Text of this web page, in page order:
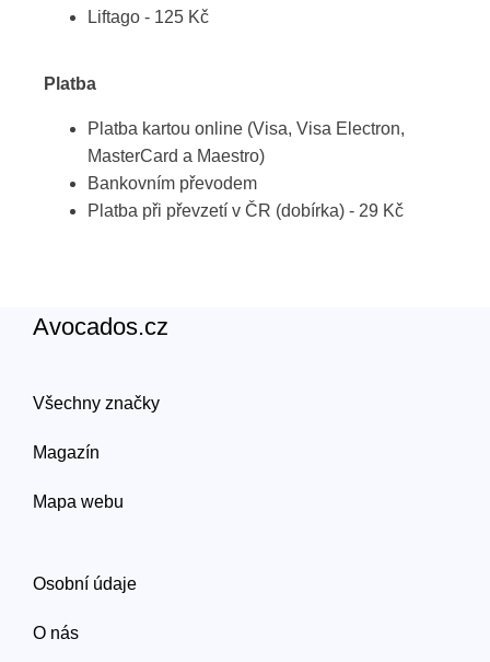
Liftago - 125 Kč
Platba
Platba kartou online (Visa, Visa Electron,
MasterCard a Maestro)
Bankovním převodem
Platba při převzetí v ČR (dobírka) - 29 Kč
Avocados.cz
Všechny značky
Magazín
Mapa webu
Osobní údaje
O nás